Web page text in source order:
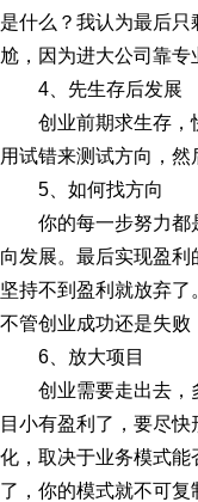
是什么？我认为最后
尬，因为进大公司靠
4、先生存后发展
创业前期求生存，
用试错来测试方向，
5、如何找方向
你的每一步努力都
向发展。最后实现盈
坚持不到盈利就放弃
不管创业成功还是失败
6、放大项目
创业需要走出去，
目小有盈利了，要尽
化，取决于业务模式
了，你的模式就不可复